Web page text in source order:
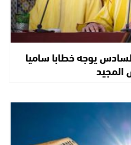
يوجه خطابا ساميا
المجيد